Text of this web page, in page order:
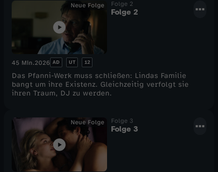
Neue Folge Folge 2
Folge 2
45 Min.2026 AD UT 12
Das Pfanni-Werk muss schließen: Lindas Familie
bangt um ihre Existenz. Gleichzeitig verfolgt sie
ihren Traum, DJ zu werden.
Neue Folge Folge 3
Folge 3